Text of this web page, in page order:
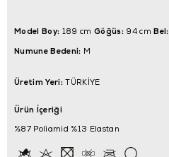
Model Boy: 189 cm Göğüs:94 cmBel:
Numune Bedeni: M
Üretim Yeri:TÜRKİYE
Ürün İçeriği
%87 Poliamid %13 Elastan